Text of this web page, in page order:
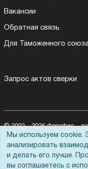
Вакансии
Обратная связь
Для Таможенного
Запрос актов сверки
© 2002 - 2026 Форофис –
полиграфического,
На информационном
технологии
Наш сайт защищен с
Мы используем cookie.
анализировать
и делать его лучше.
вы соглашаетесь с